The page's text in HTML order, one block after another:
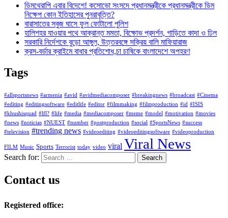
ডিমথেরাপি এবার বিদেশে! কসোভো সংসদে প্রধানমন্ত্রীকে প্রধানমন্ত্রীকে ডিম
নিক্ষেপ কোন ইতিহাসের পুনরাবৃত্তি?
বারাসাতের সবুজ ঘাসে ফুল ফোটালো পুলিশ
হালিশহর যাওয়ার পথে আক্রান্ত মমতা, বিক্ষোভ প্রদর্শন, গাড়িতে কাদা ও ঢিল
সরকারি নির্দেশকে বুড়ো আঙ্গুল, উত্তরবঙ্গে সক্রিয় বালি মাফিয়ারাজ
ক্রস-বর্ডার ক্রাইমে বাধার প্রতিশোধ,চা চাষিকে বাংলাদেশে অপহরণ
Tags
#allsportsnews #armenia #avid #avidmediacomposer #breakingnews #broadcast #Cinema
#editing #editingsoftware #editlife #editor #filmmaking #filmproduction #id #ISIS
#khushisquad #lfl? #life #media #mediacomposer #meme #model #motivation #movies
#news #noticias #NUEST #number #postproduction #social #SportsNews #success
#television #trending news #videoediting #videoeditingsoftware #videoproduction
FILM Music Sports Terrorist today video viral Viral News
Search for:
Contact us
Registered office: